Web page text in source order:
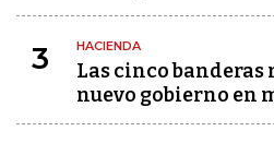
3 HACIENDA
Las cinco banderas
nuevo gobierno en